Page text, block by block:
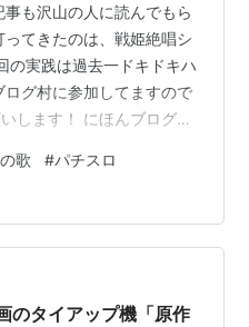
も沢山の人に読んでもら
てきたのは、戦姫絶唱シ
の実践は過去一ドキドキハ
グ村に参加してますので
します！ にほんブログ村
でもないのに早く終わっ
ンフォギア 正義の歌】
】【パチスロ日記】 今回
の横に・・・ そんな時に
後に 天井前のシンフォ
歌 #パチスロ
のタイアップ機「原作